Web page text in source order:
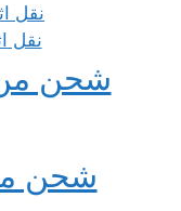
نقل
نقل
شحن من
شحن